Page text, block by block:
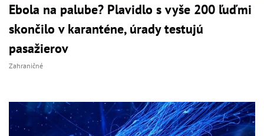
Ebola na palube? Plavidlo s vyše 200 ľuďmi
skončilo v karanténe, úrady testujú
pasažierov
Zahraničné